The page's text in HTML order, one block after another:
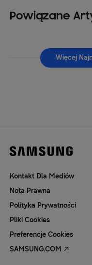
Powiązane
Więcej
Kontakt Dla Mediów
Nota Prawna
Polityka Prywatności
Pliki Cookies
Preferencje Cookies
SAMSUNG.COM